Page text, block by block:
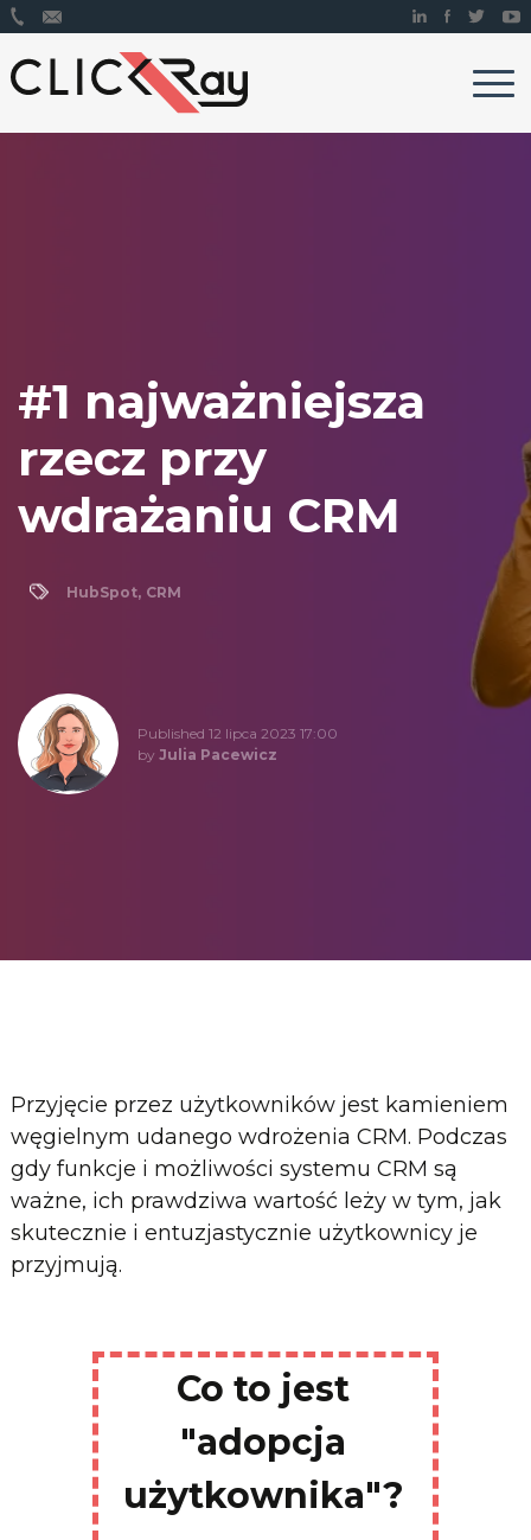
#1 najważniejsza
rzecz przy
wdrażaniu CRM
HubSpot, CRM
Published 12 lipca 2023 17:00
by Julia Pacewicz
Przyjęcie przez użytkowników jest kamieniem
węgielnym udanego wdrożenia CRM. Podczas
gdy funkcje i możliwości systemu CRM są
ważne, ich prawdziwa wartość leży w tym, jak
skutecznie i entuzjastycznie użytkownicy je
przyjmują.
Co to jest
"adopcja
użytkownika"?